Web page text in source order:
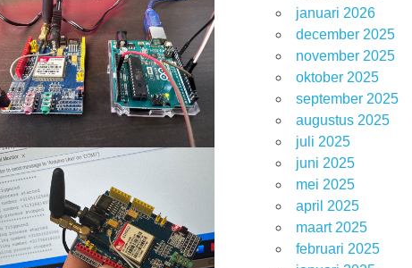
januari 2026
december 2025
november 2025
oktober 2025
september 2025
augustus 2025
juli 2025
juni 2025
mei 2025
april 2025
maart 2025
februari 2025